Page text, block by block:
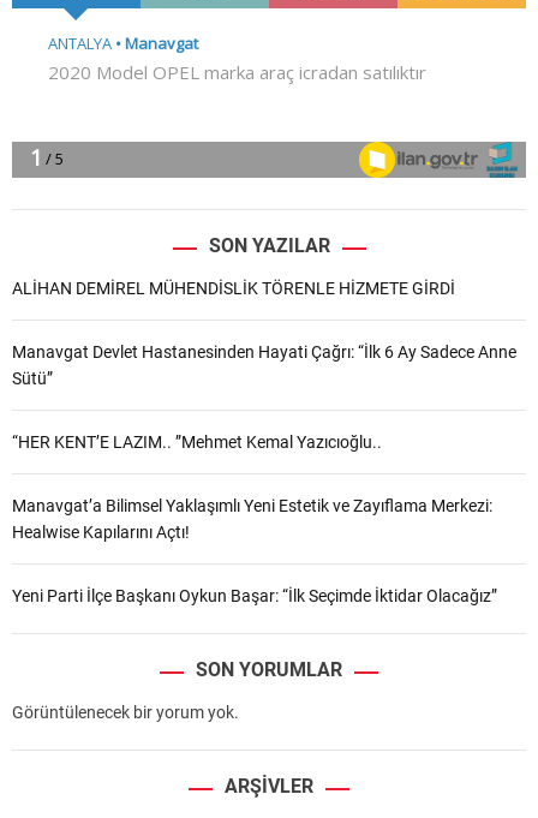
SON YAZILAR
ALİHAN DEMİREL MÜHENDİSLİK TÖRENLE HİZMETE GİRDİ
Manavgat Devlet Hastanesinden Hayati Çağrı: “İlk 6 Ay Sadece Anne
Sütü”
“HER KENT’E LAZIM.. ”Mehmet Kemal Yazıcıoğlu..
Manavgat’a Bilimsel Yaklaşımlı Yeni Estetik ve Zayıflama Merkezi:
Healwise Kapılarını Açtı!
Yeni Parti İlçe Başkanı Oykun Başar: “İlk Seçimde İktidar Olacağız”
SON YORUMLAR
Görüntülenecek bir yorum yok.
ARŞIVLER